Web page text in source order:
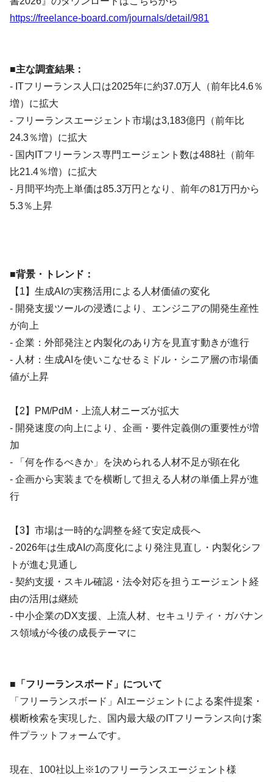
https://freelance-board.com/journals/detail/981
■主な調査結果：
- ITフリーランス人口は2025年に約37.0万人（前年比4.6％
増）に拡大
- フリーランスエージェント市場は3,183億円（前年比
24.3％増）に拡大
- 国内ITフリーランス専門エージェント数は488社（前年
比21.4％増）に拡大
- 月間平均売上単価は85.3万円となり、前年の81万円から
5.3％上昇
■背景・トレンド：
【1】生成AIの実務活用による人材価値の変化
- 開発支援ツールの浸透により、エンジニアの開発生産性
が向上
- 企業：外部発注と内製化のあり方を見直す動きが進行
- 人材：生成AIを使いこなせるミドル・シニア層の市場価
値が上昇
【2】PM/PdM・上流人材ニーズが拡大
- 開発速度の向上により、企画・要件定義側の重要性が増
加
- 「何を作るべきか」を決められる人材不足が顕在化
- 企画から実装までを横断して担える人材の単価上昇が進
行
【3】市場は一時的な調整を経て安定成長へ
- 2026年は生成AIの高度化により発注見直し・内製化シフ
トが進む見通し
- 契約支援・スキル確認・法令対応を担うエージェント経
由の活用は継続
- 中小企業のDX支援、上流人材、セキュリティ・ガバナン
ス領域が今後の成長テーマに
■「フリーランスボード」について
「フリーランスボード」AIエージェントによる案件提案・
横断検索を実現した、国内最大級のITフリーランス向け案
件プラットフォームです。
現在、100社以上※1のフリーランスエージェント様